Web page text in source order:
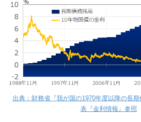
出典：財務省『我が国の1970年度以降の長
表『金利情報』参照